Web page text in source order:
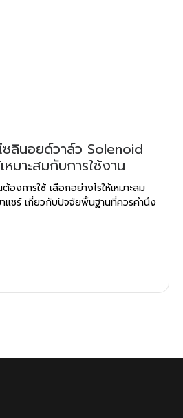
ลินอยด์วาล์ว Solenoid
หมาะสมกับการใช้งาน
การใช้ เลือกอย่างไรให้เหมาะสม
ชร์ เกี่ยวกับปัจจัยพื้นฐานที่ควรคำนึง